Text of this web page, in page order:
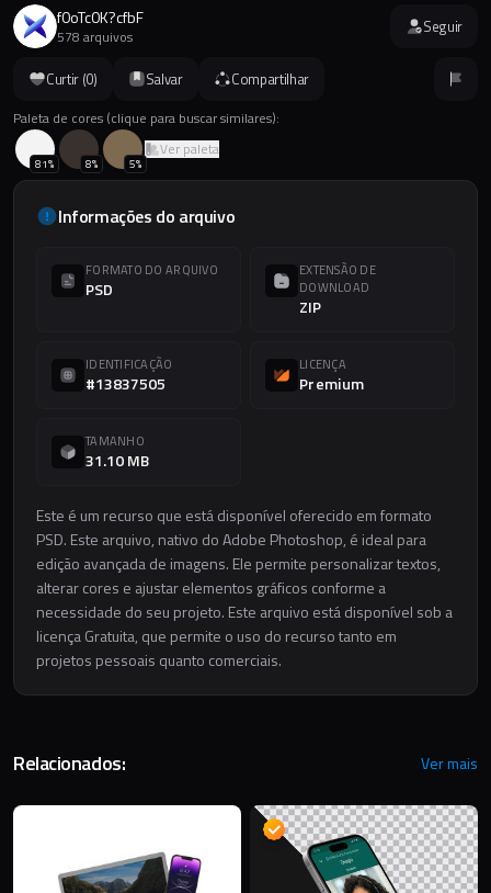
Curtir (0) Salvar Compartilhar
Paleta de cores (clique para buscar similares):
81% 8% 5%
Ver paleta
Informações do arquivo
FORMATO DO ARQUIVO
PSD
EXTENSÃO DE
DOWNLOAD
ZIP
IDENTIFICAÇÃO
#13837505
LICENÇA
Premium
TAMANHO
31.10 MB
Este é um recurso que está disponível oferecido em formato
PSD. Este arquivo, nativo do Adobe Photoshop, é ideal para
edição avançada de imagens. Ele permite personalizar textos,
alterar cores e ajustar elementos gráficos conforme a
necessidade do seu projeto. Este arquivo está disponível sob a
licença Gratuita, que permite o uso do recurso tanto em
projetos pessoais quanto comerciais.
f0oTc0K?cfbF
578 arquivos Seguir
Relacionados: Ver mais